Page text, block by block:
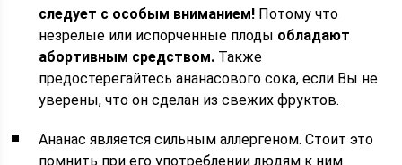
следует с особым вниманием! Потому что
незрелые или испорченные плоды обладают
абортивным средством. Также
предостерегайтесь ананасового сока, если Вы не
уверены, что он сделан из свежих фруктов.
Ананас является сильным аллергеном. Стоит это
помнить при его употреблении людям к ним